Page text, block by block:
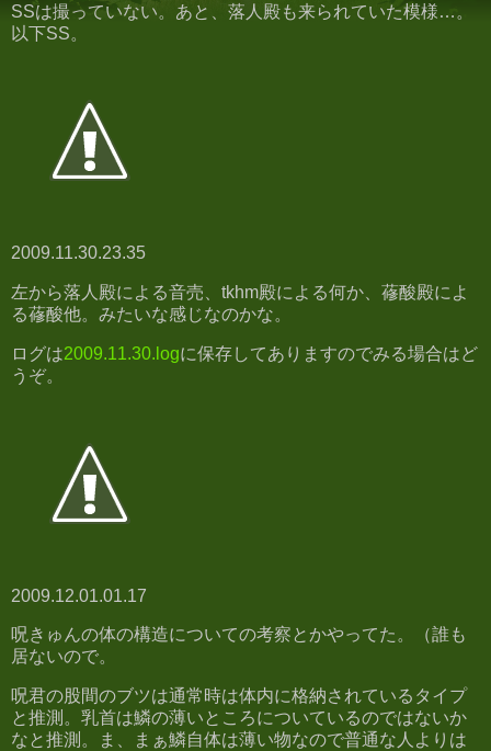
SSは撮っていない。あと、落人殿も来られていた模様…。
以下SS。
2009.11.30.23.35
左から落人殿による音売、tkhm殿による何か、蓚酸殿によ
る蓚酸他。みたいな感じなのかな。
ログは2009.11.30.logに保存してありますのでみる場合はど
うぞ。
2009.12.01.01.17
呪きゅんの体の構造についての考察とかやってた。（誰も
居ないので。
呪君の股間のブツは通常時は体内に格納されているタイプ
と推測。乳首は鱗の薄いところについているのではないか
なと推測。ま、まぁ鱗自体は薄い物なので普通な人よりは